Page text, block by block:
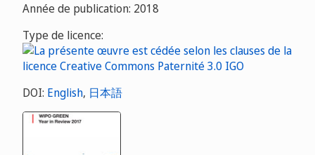
Année de publication: 2018
Type de licence:
DOI: English, 日本語